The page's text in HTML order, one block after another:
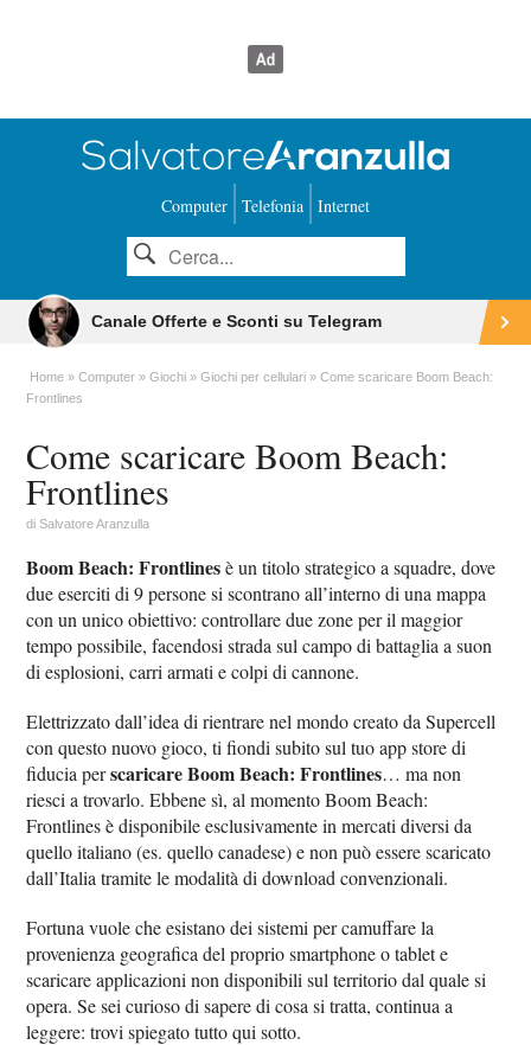
Computer Telefonia Internet
Canale Offerte e Sconti su Telegram
Home Computer Giochi Giochi per cellulari
Come scaricare Boom Beach:
Frontlines
Come scaricare Boom Beach:
Frontlines
diSalvatore Aranzulla
Boom Beach: Frontlinesè un titolo strategico a squadre, dove
due eserciti di 9 persone si scontrano all’interno di una mappa
con un unico obiettivo: controllare due zone per il maggior
tempo possibile, facendosi strada sul campo di battaglia a suon
di esplosioni, carri armati e colpi di cannone.
Elettrizzato dall’idea di rientrare nel mondo creato da Supercell
con questo nuovo gioco, ti fiondi subito sul tuo app store di
fiducia perscaricare Boom Beach: Frontlines… ma non
riesci a trovarlo. Ebbene sì, al momento Boom Beach:
Frontlines è disponibile esclusivamente in mercati diversi da
quello italiano (es. quello canadese) e non può essere scaricato
dall’Italia tramite le modalità di download convenzionali.
Fortuna vuole che esistano dei sistemi per camuffare la
provenienza geografica del proprio smartphone o tablet e
scaricare applicazioni non disponibili sul territorio dal quale si
opera. Se sei curioso di sapere di cosa si tratta, continua a
leggere: trovi spiegato tutto qui sotto.